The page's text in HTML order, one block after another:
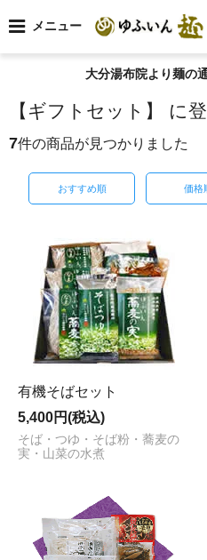
メニュー
大分湯布院より麺の
【ギフトセット】 に
7件の商品が見つかりました
おすすめ順 価格
有機そばセット
5,400円(税込)
そば・つゆ・そば粉・蕎麦の
実・山菜の水煮